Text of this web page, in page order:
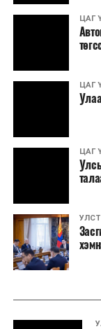
үргэлжилнэ гэж
Мөн бүх шатны
салбар бүрдээ
нөхөн томилгоо
хамт олны
байгуулахгүй
сургалтыг
хаагчдыг
хэмжээг
Төсвийн
байдал
хязгаарлалтыг
ЦАГ
ЦАГ
ЦАГ